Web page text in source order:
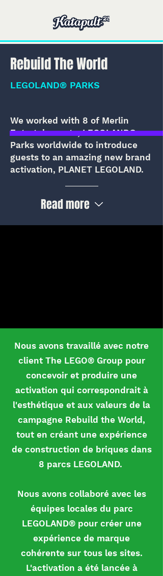
Rebuild The World
LEGOLAND® PARKS
We worked with 8 of Merlin
Entertainments, LEGOLAND®
Parks worldwide to introduce
guests to an amazing new brand
activation, PLANET LEGOLAND.
Read more
Nous avons travaillé avec notre
client The LEGO® Group pour
concevoir et produire une
activation qui correspondrait à
l'esthétique et aux valeurs de la
campagne Rebuild the World,
tout en créant une expérience
de construction de briques dans
8 parcs LEGOLAND.
Nous avons collaboré avec les
équipes locales du parc
LEGOLAND® pour créer une
expérience de marque
cohérente sur tous les sites.
L'activation a été lancée à